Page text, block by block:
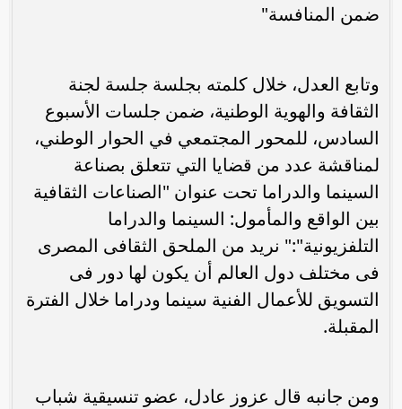
ضمن المنافسة"
وتابع العدل، خلال كلمته بجلسة جلسة لجنة
الثقافة والهوية الوطنية، ضمن جلسات الأسبوع
السادس، للمحور المجتمعي في الحوار الوطني،
لمناقشة عدد من قضايا التي تتعلق بصناعة
السينما والدراما تحت عنوان "الصناعات الثقافية
بين الواقع والمأمول: السينما والدراما
التلفزيونية":" نريد من الملحق الثقافى المصرى
فى مختلف دول العالم أن يكون لها دور فى
التسويق للأعمال الفنية سينما ودراما خلال الفترة
المقبلة.
ومن جانبه قال عزوز عادل، عضو تنسيقية شباب